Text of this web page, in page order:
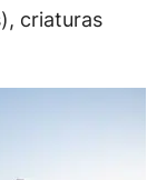
criaturas